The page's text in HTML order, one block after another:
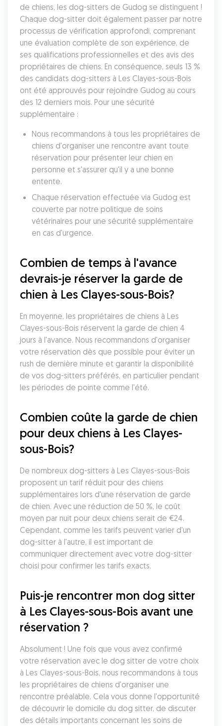
de chiens, les dog-sitters de Gudog se distinguent !
Chaque dog-sitter doit également passer par notre
processus de vérification approfondi, comprenant
une évaluation complète de son expérience, de
ses qualifications professionnelles et des avis des
propriétaires de chiens. En conséquence, seuls 13 %
des candidats dog-sitters à Les Clayes-sous-Bois
ont été approuvés pour rejoindre Gudog au cours
des 12 derniers mois. Pour une sécurité
supplémentaire :
Nous recommandons à tous les propriétaires de
chiens d'organiser une rencontre avant toute
réservation pour présenter leur chien en
personne et s'assurer qu'il y a une bonne
entente.
Chaque réservation effectuée via Gudog est
couverte par notre politique de soins
vétérinaires pour une sécurité supplémentaire
en cas d'urgence.
Combien de temps à l'avance
devrais-je réserver la garde de
chien à Les Clayes-sous-Bois?
En moyenne, les propriétaires de chiens à Les
Clayes-sous-Bois réservent la garde de chien 4
jours à l'avance. Nous recommandons d'organiser
votre réservation dès que possible pour éviter un
rush de dernière minute et garantir la disponibilité
de vos dog-sitters préférés, en particulier pendant
les périodes de pointe comme l'été.
Combien coûte la garde de chien
pour deux chiens à Les Clayes-
sous-Bois?
De nombreux dog-sitters à Les Clayes-sous-Bois
proposent un tarif réduit pour des chiens
supplémentaires lors d'une réservation de garde
de chien. Avec une réduction de 50 %, le coût
moyen par nuit pour deux chiens serait de €24.
Cependant, comme les tarifs peuvent varier d'un
dog-sitter à l'autre, il est important de
communiquer directement avec votre dog-sitter
choisi pour confirmer les tarifs exacts.
Puis-je rencontrer mon dog sitter
à Les Clayes-sous-Bois avant une
réservation ?
Absolument ! Une fois que vous avez confirmé
votre réservation avec le dog sitter de votre choix
à Les Clayes-sous-Bois, nous recommandons à tous
les propriétaires de chiens d'organiser une
rencontre préalable. Cela vous donne l'opportunité
de découvrir le domicile du dog sitter, de discuter
des détails importants concernant les soins de